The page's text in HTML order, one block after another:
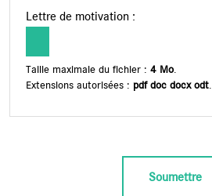
Lettre de motivation :
Taille maximale du fichier : 4 Mo.
Extensions autorisées : pdf doc docx odt.
Soumettre